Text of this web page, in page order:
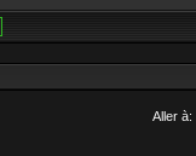
Aller à: